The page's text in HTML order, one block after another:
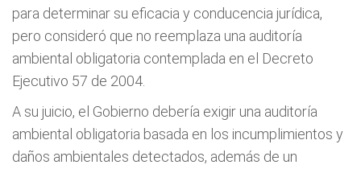
para determinar su eficacia y conducencia jurídica,
pero consideró que no reemplaza una auditoría
ambiental obligatoria contemplada en el Decreto
Ejecutivo 57 de 2004.
A su juicio, el Gobierno debería exigir una auditoría
ambiental obligatoria basada en los incumplimientos y
daños ambientales detectados, además de un